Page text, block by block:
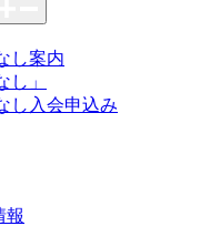
し案内
」
し入会申込み
報